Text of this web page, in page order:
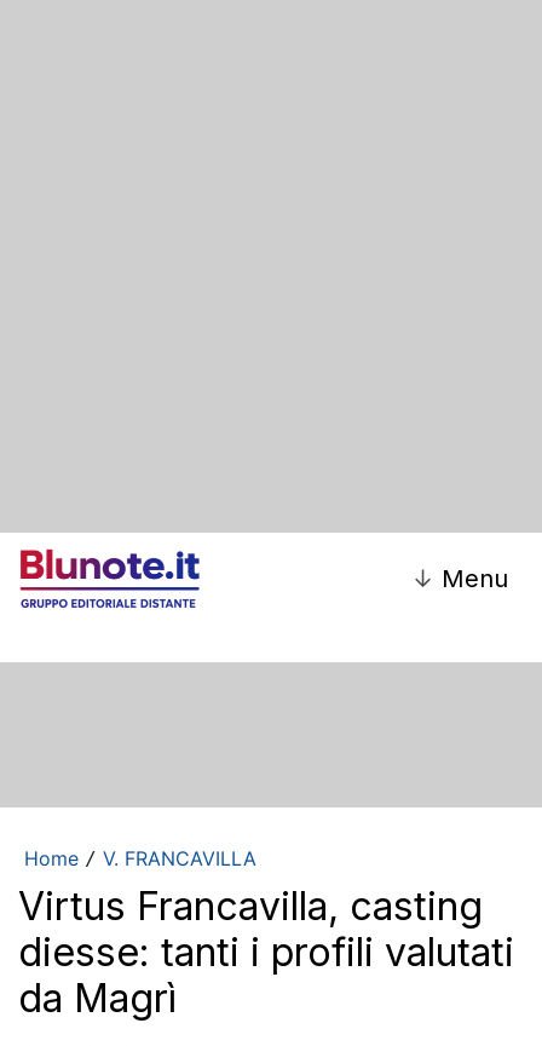
↓ Menu
Home / V. FRANCAVILLA
Virtus Francavilla, casting
diesse: tanti i profili valutati
da Magrì